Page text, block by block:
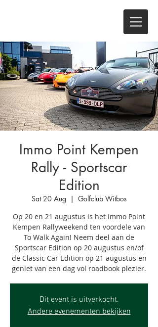
Immo Point Kempen
Rally - Sportscar
Edition
Sat 20 Aug
  |
Golfclub Witbos
Op 20 en 21 augustus is het Immo Point
Kempen Rallyweekend ten voordele van
To Walk Again! Neem deel aan de
Sportscar Edition op 20 augustus en/of
de Classic Car Edition op 21 augustus en
geniet van een dag vol roadbook plezier.
Dit event is uitverkocht.
Andere evenementen bekijken